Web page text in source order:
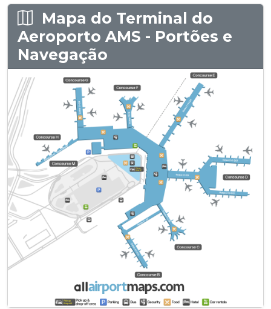
Mapa do Terminal do
Aeroporto AMS - Portões e
Navegação